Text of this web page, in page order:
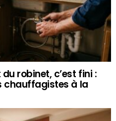
robinet, c’est fini :
chauffagistes à la